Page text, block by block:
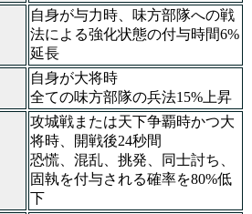
自身が与力時、味方部隊への戦
法による強化状態の付与時間6%
延長
自身が大将時
全ての味方部隊の兵法15%上昇
攻城戦または天下争覇時かつ大
将時、開戦後24秒間
恐慌、混乱、挑発、同士討ち、
固執を付与される確率を80%低
下